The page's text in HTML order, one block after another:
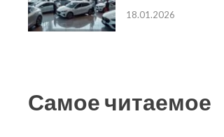
18.01.2026
Самое читаемое